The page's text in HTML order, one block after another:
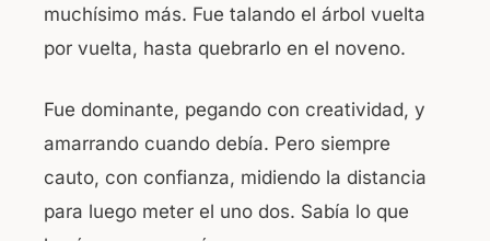
muchísimo más. Fue talando el árbol vuelta
por vuelta, hasta quebrarlo en el noveno.
Fue dominante, pegando con creatividad, y
amarrando cuando debía. Pero siempre
cauto, con confianza, midiendo la distancia
para luego meter el uno dos. Sabía lo que